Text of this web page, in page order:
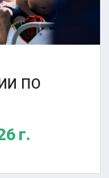
ПО
г.